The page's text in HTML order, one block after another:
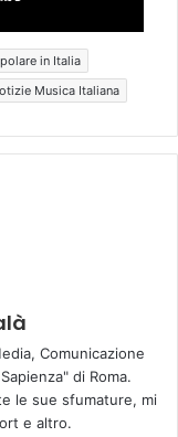
in Italia
Musica Italiana
Comunicazione
di Roma.
le sue sfumature, mi
e altro.